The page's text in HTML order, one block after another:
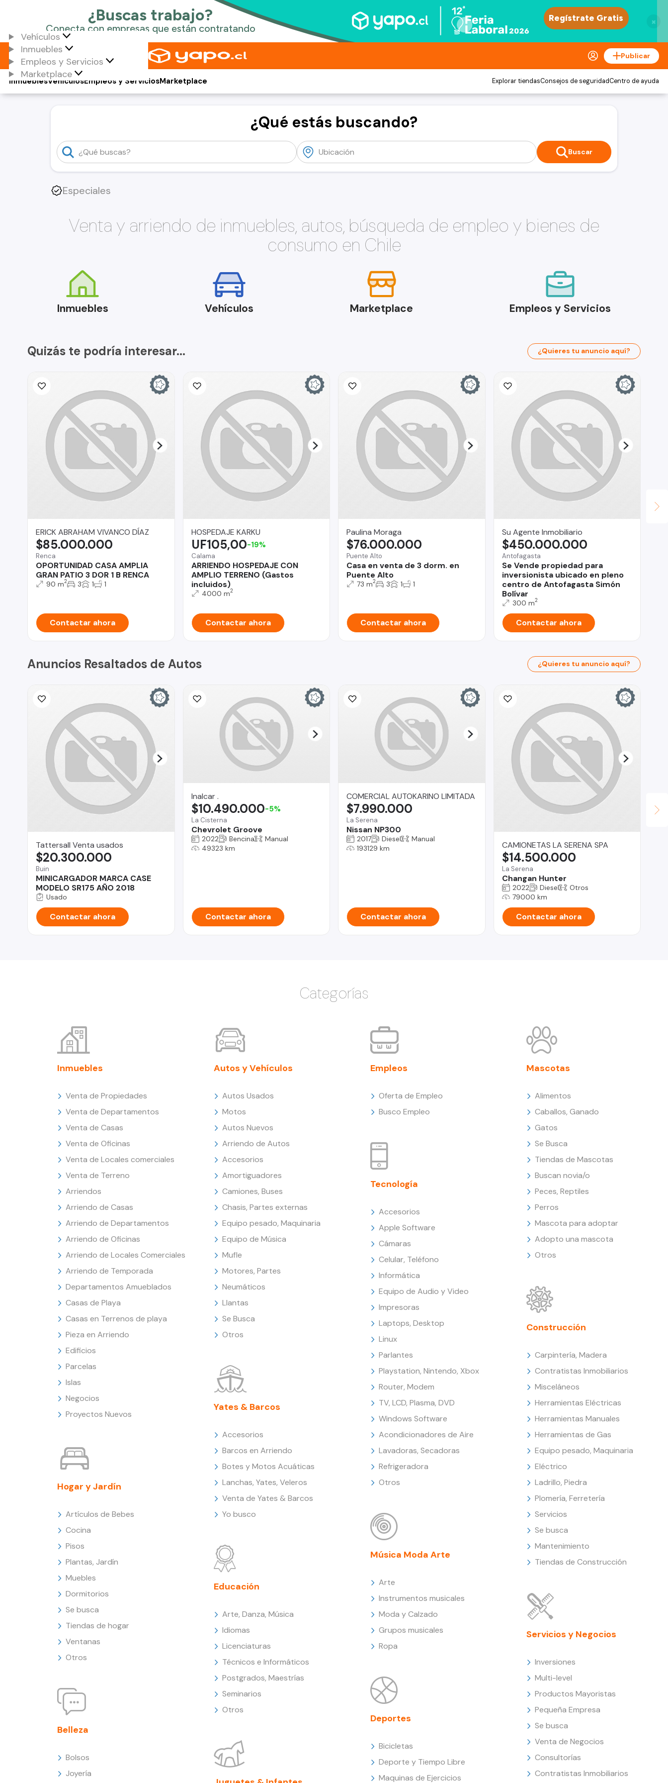
×
Vehículos
Inmuebles
Empleos y Servicios
Marketplace
Publicar
Vehículos
Inmuebles Empleos y ServiciosMarketplace Explorar tiendasConsejos de seguridadCentro de ayuda
¿Qué estás buscando?
Buscar
Especiales
Venta y arriendo de inmuebles, autos, búsqueda de empleo y bienes de
consumo en Chile
Inmuebles Vehículos Marketplace Empleos y Servicios
Quizás te podría interesar... ¿Quieres tu anuncio aquí?
ERICK ABRAHAM VIVANCO DÍAZ
Renca
OPORTUNIDAD CASA AMPLIA
GRAN PATIO 3 DOR 1 B RENCA
$85.000.000
90 m2 3 1 1
Contactar ahora
HOSPEDAJE KARKU
Calama
ARRIENDO HOSPEDAJE CON
AMPLIO TERRENO (Gastos
incluidos)
UF105,00-19%
4000 m2
Contactar ahora
Paulina Moraga
Puente Alto
Casa en venta de 3 dorm. en
Puente Alto
$76.000.000
73 m2 3 1 1
Contactar ahora
Su Agente Inmobiliario
Antofagasta
Se Vende propiedad para
inversionista ubicado en pleno
centro de Antofagasta Simón
Bolívar
$450.000.000
300 m2
Contactar ahora
Anuncios Resaltados de Autos ¿Quieres tu anuncio aquí?
Tattersall Venta usados
Buin
MINICARGADOR MARCA CASE
MODELO SR175 AÑO 2018
$20.300.000
Usado
Contactar ahora
Inalcar .
La Cisterna
Chevrolet Groove
$10.490.000-5%
2022 Bencina
Manual
49323 km
Contactar ahora
COMERCIAL AUTOKARINO LIMITADA
La Serena
Nissan NP300
$7.990.000
2017 Diesel
Manual
193129 km
Contactar ahora
CAMIONETAS LA SERENA SPA
La Serena
Changan Hunter
$14.500.000
2022 Diesel
Otros
79000 km
Contactar ahora
Categorías
Inmuebles
Venta de Propiedades
Venta de Departamentos
Venta de Casas
Venta de Oficinas
Venta de Locales comerciales
Venta de Terreno
Arriendos
Arriendo de Casas
Arriendo de Departamentos
Arriendo de Oficinas
Arriendo de Locales Comerciales
Arriendo de Temporada
Departamentos Amueblados
Casas de Playa
Casas en Terrenos de playa
Pieza en Arriendo
Edificios
Parcelas
Islas
Negocios
Proyectos Nuevos
Hogar y Jardín
Artículos de Bebes
Cocina
Pisos
Plantas, Jardín
Muebles
Dormitorios
Se busca
Tiendas de hogar
Ventanas
Otros
Belleza
Bolsos
Joyería
Autos y Vehículos
Autos Usados
Motos
Autos Nuevos
Arriendo de Autos
Accesorios
Amortiguadores
Camiones, Buses
Chasis, Partes externas
Equipo pesado, Maquinaria
Equipo de Música
Mufle
Motores, Partes
Neumáticos
Llantas
Se Busca
Otros
Yates & Barcos
Accesorios
Barcos en Arriendo
Botes y Motos Acuáticas
Lanchas, Yates, Veleros
Venta de Yates & Barcos
Yo busco
Educación
Arte, Danza, Música
Idiomas
Licenciaturas
Técnicos e Informáticos
Postgrados, Maestrías
Seminarios
Otros
Empleos
Oferta de Empleo
Busco Empleo
Tecnología
Accesorios
Apple Software
Cámaras
Celular, Teléfono
Informática
Equipo de Audio y Video
Impresoras
Laptops, Desktop
Linux
Parlantes
Playstation, Nintendo, Xbox
Router, Modem
TV, LCD, Plasma, DVD
Windows Software
Acondicionadores de Aire
Lavadoras, Secadoras
Refrigeradora
Otros
Música Moda Arte
Arte
Instrumentos musicales
Moda y Calzado
Grupos musicales
Ropa
Deportes
Bicicletas
Deporte y Tiempo Libre
Maquinas de Ejercicios
Mascotas
Alimentos
Caballos, Ganado
Gatos
Se Busca
Tiendas de Mascotas
Buscan novia/o
Peces, Reptiles
Perros
Mascota para adoptar
Adopto una mascota
Otros
Construcción
Carpintería, Madera
Contratistas Inmobiliarios
Misceláneos
Herramientas Eléctricas
Herramientas Manuales
Herramientas de Gas
Equipo pesado, Maquinaria
Eléctrico
Ladrillo, Piedra
Plomería, Ferretería
Servicios
Se busca
Mantenimiento
Tiendas de Construcción
Servicios y Negocios
Inversiones
Multi-level
Productos Mayoristas
Pequeña Empresa
Se busca
Venta de Negocios
Consultorías
Contratistas Inmobiliarios